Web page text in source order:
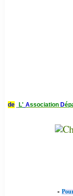
de
L' Association D
-